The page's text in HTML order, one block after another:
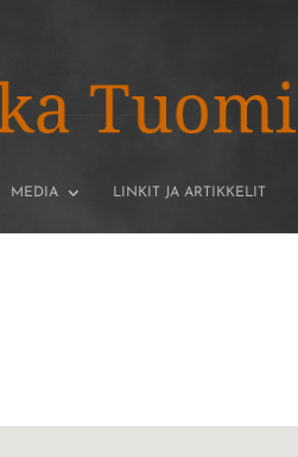
MEDIA LINKIT JA ARTIKKELIT